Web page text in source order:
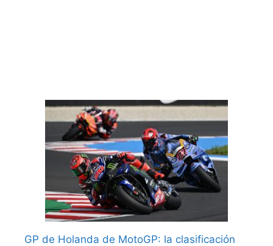
GP de Holanda de MotoGP: la clasificación